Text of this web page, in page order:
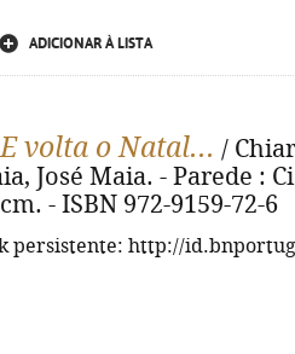
ADICIONAR À LISTA
E volta o Natal... /
José Maia. - Parede :
- ISBN 972-9159-72-6
persistente: http://